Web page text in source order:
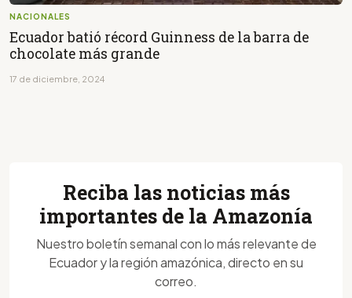
NACIONALES
Ecuador batió récord Guinness de la barra de
chocolate más grande
17 de diciembre, 2024
Reciba las noticias más
importantes de la Amazonía
Nuestro boletín semanal con lo más relevante de
Ecuador y la región amazónica, directo en su
correo.